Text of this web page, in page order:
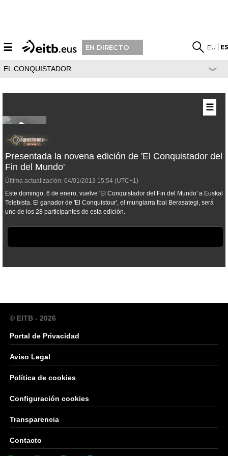
☰ EN DIRECTO EU
EL CONQUISTADOR
Presentada la novena edición de 'El Conquistador del
Fin del Mundo'
Última actualización: 04/01/2013 15:54 (UTC+1)
Este domingo, 6 de enero, vuelve 'El Conquistador del Fin del Mundo' a Euskal
Telebista. El ganador de 'El Conquistour', el mungiarra Ibai Berasategi, será
uno de los 28 participantes de esta edición.
☰
© EITB - 2026
Portal de Privacidad
Aviso Legal
Política de cookies
Configuración cookies
Transparencia
Contacto